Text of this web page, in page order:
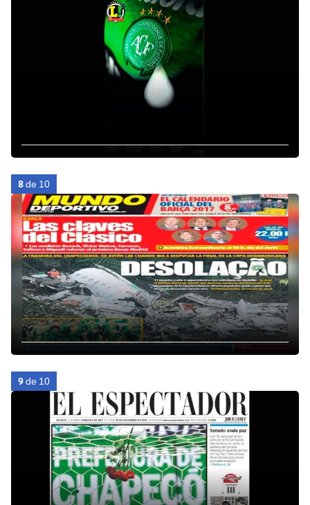
8de 10
9de 10